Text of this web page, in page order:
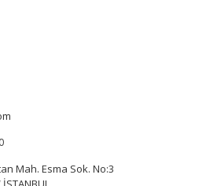
Mah. Esma Sok. No:3